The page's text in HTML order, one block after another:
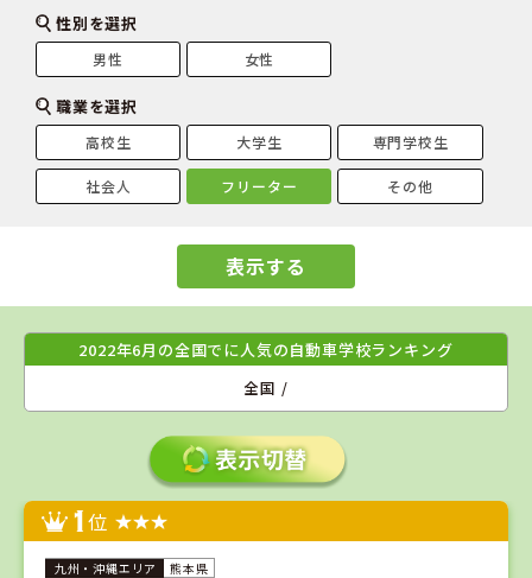
性別を選択
男性 女性
職業を選択
高校生 大学生 専門学校生
社会人 フリーター その他
表示する
2022年6月の全国でに人気の自動車学校ランキング
全国 /
1位
熊本県